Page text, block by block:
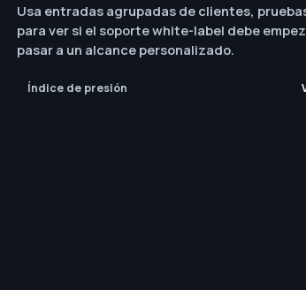
Usa entradas agrupadas de clientes,
para ver si el soporte white-label debe
pasar a un alcance personalizado.
Índice de presión